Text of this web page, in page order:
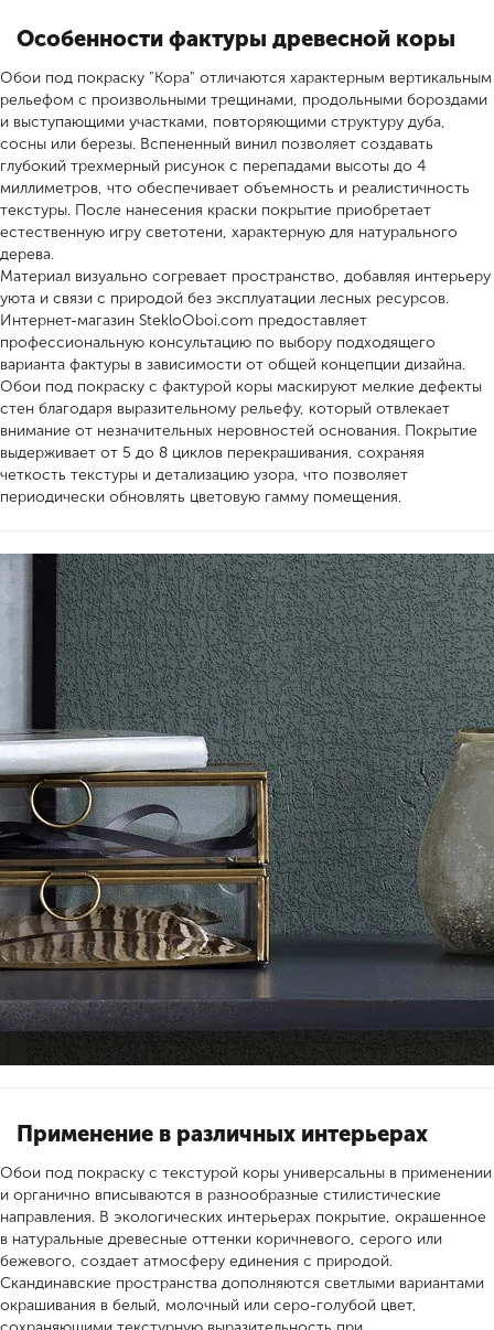
Особенности фактуры древесной коры
Обои под покраску "Кора" отличаются характерным вертикальным
рельефом с произвольными трещинами, продольными бороздами
и выступающими участками, повторяющими структуру дуба,
сосны или березы. Вспененный винил позволяет создавать
глубокий трехмерный рисунок с перепадами высоты до 4
миллиметров, что обеспечивает объемность и реалистичность
текстуры. После нанесения краски покрытие приобретает
естественную игру светотени, характерную для натурального
дерева.
Материал визуально согревает пространство, добавляя интерьеру
уюта и связи с природой без эксплуатации лесных ресурсов.
Интернет-магазин StekloOboi.com предоставляет
профессиональную консультацию по выбору подходящего
варианта фактуры в зависимости от общей концепции дизайна.
Обои под покраску с фактурой коры маскируют мелкие дефекты
стен благодаря выразительному рельефу, который отвлекает
внимание от незначительных неровностей основания. Покрытие
выдерживает от 5 до 8 циклов перекрашивания, сохраняя
четкость текстуры и детализацию узора, что позволяет
периодически обновлять цветовую гамму помещения.
Применение в различных интерьерах
Обои под покраску с текстурой коры универсальны в применении
и органично вписываются в разнообразные стилистические
направления. В экологических интерьерах покрытие, окрашенное
в натуральные древесные оттенки коричневого, серого или
бежевого, создает атмосферу единения с природой.
Скандинавские пространства дополняются светлыми вариантами
окрашивания в белый, молочный или серо-голубой цвет,